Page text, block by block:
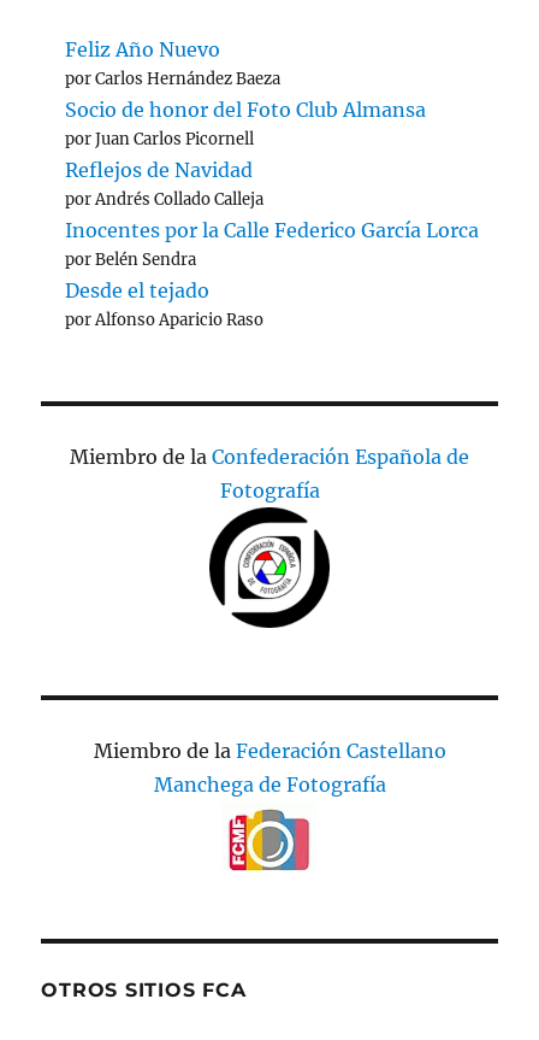
Feliz Año Nuevo
por Carlos Hernández Baeza
Socio de honor del Foto Club Almansa
por Juan Carlos Picornell
Reflejos de Navidad
por Andrés Collado Calleja
Inocentes por la Calle Federico García Lorca
por Belén Sendra
Desde el tejado
por Alfonso Aparicio Raso
Miembro de la Confederación Española de
Fotografía
Miembro de la Federación Castellano
Manchega de Fotografía
OTROS SITIOS FCA